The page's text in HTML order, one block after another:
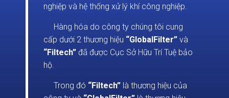
nghiệp và hệ thống xử lý khí công nghiệp.
Hàng hóa do công ty chúng tôi cung
cấp dưới 2 thương hiệu “GlobalFilter” và
“Filtech” đã được Cục Sở Hữu Trí Tuệ bảo
hộ.
Trong đó “Filtech” là thương hiệu của